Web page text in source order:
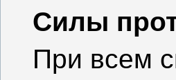
Силы
При всем